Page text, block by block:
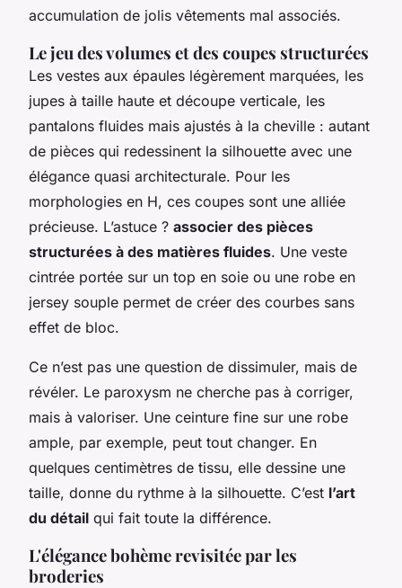
accumulation de jolis vêtements mal associés.
Le jeu des volumes et des coupes structurées
Les vestes aux épaules légèrement marquées, les
jupes à taille haute et découpe verticale, les
pantalons fluides mais ajustés à la cheville : autant
de pièces qui redessinent la silhouette avec une
élégance quasi architecturale. Pour les
morphologies en H, ces coupes sont une alliée
précieuse. L’astuce ? associer des pièces
structurées à des matières fluides. Une veste
cintrée portée sur un top en soie ou une robe en
jersey souple permet de créer des courbes sans
effet de bloc.
Ce n’est pas une question de dissimuler, mais de
révéler. Le paroxysm ne cherche pas à corriger,
mais à valoriser. Une ceinture fine sur une robe
ample, par exemple, peut tout changer. En
quelques centimètres de tissu, elle dessine une
taille, donne du rythme à la silhouette. C’est l’art
du détail qui fait toute la différence.
L'élégance bohème revisitée par les
broderies